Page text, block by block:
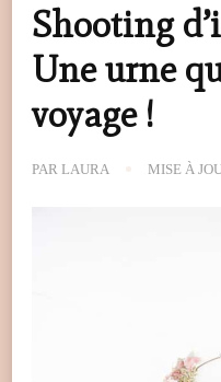
Shooting
Une urne
voyage !
PAR LAURA MISE À